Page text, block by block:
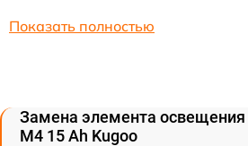
Показать полностью
Замена элемента освещения
M4 15 Ah Kugoo